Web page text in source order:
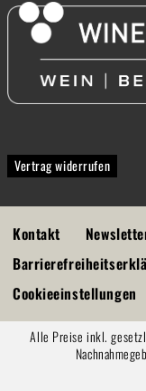
Vertrag widerrufen
Kontakt
Cookieeinstellungen
Alle Preise inkl.